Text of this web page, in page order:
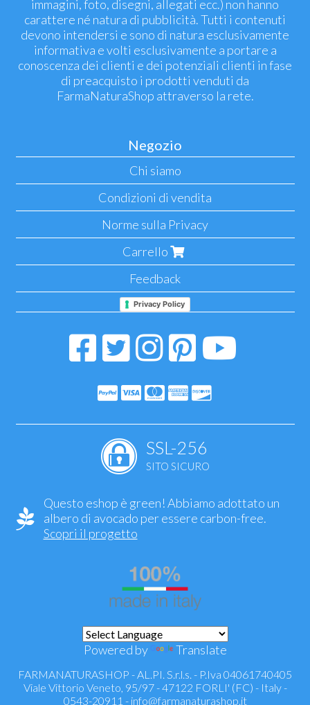
immagini, foto, disegni, allegati ecc.) non hanno
carattere né natura di pubblicità. Tutti i contenuti
devono intendersi e sono di natura esclusivamente
informativa e volti esclusivamente a portare a
conoscenza dei clienti e dei potenziali clienti in fase
di preacquisto i prodotti venduti da
FarmaNaturaShop attraverso la rete.
Negozio
Chi siamo
Condizioni di vendita
Norme sulla Privacy
Carrello
Feedback
Privacy Policy
SSL-256
SITO SICURO
Questo eshop è green! Abbiamo adottato un
albero di avocado per essere carbon-free.
Scopri il progetto
Powered by Translate
FARMANATURASHOP - AL.PI. S.r.l.s. - P.Iva 04061740405
Viale Vittorio Veneto, 95/97 - 47122 FORLI' (FC) - Italy -
0543-20911 - info@farmanaturashop.it